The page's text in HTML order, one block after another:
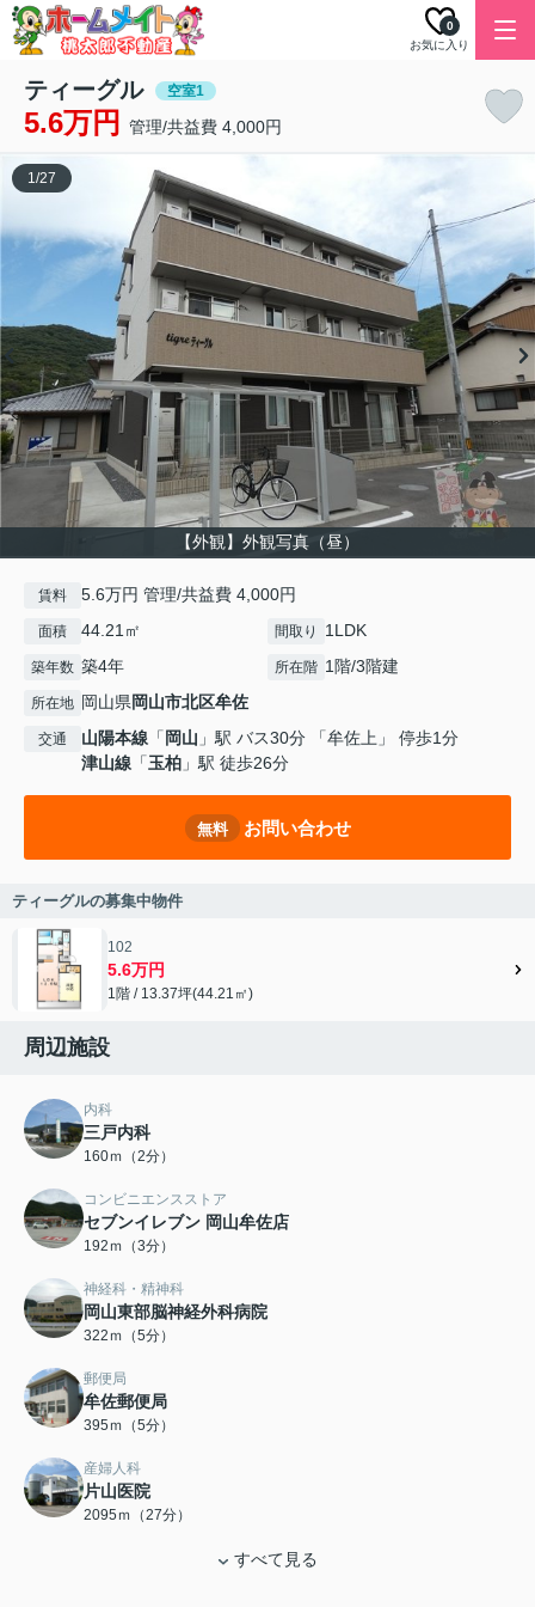
お気に入り
0
ティーグル 空室1
5.6万円 管理/共益費 4,000円
【外観】外観写真（昼）
1/27
賃料 5.6万円 管理/共益費 4,000円
面積 44.21㎡ 間取り 1LDK
築年数 築4年 所在階 1階/3階建
所在地 岡山県岡山市北区牟佐
交通 山陽本線 「 岡山 」駅 バス30分 「牟佐上」 停歩1分
津山線 「玉柏 」駅 徒歩26分
無料 お問い合わせ
ティーグルの募集中物件
102
5.6万円
1階 / 13.37坪(44.21㎡)
周辺施設
内科
三戸内科
160ｍ（2分）
コンビニエンスストア
セブンイレブン 岡山牟佐店
192ｍ（3分）
神経科・精神科
岡山東部脳神経外科病院
322ｍ（5分）
郵便局
牟佐郵便局
395ｍ（5分）
産婦人科
片山医院
2095ｍ（27分）
すべて見る